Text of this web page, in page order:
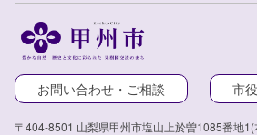
お問い合わせ・ご相談 市
〒404-8501 山梨県甲州市塩山上於曽1085番地1(